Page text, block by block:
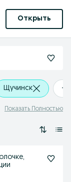
Открыть
Щучинск
Показать Полностью